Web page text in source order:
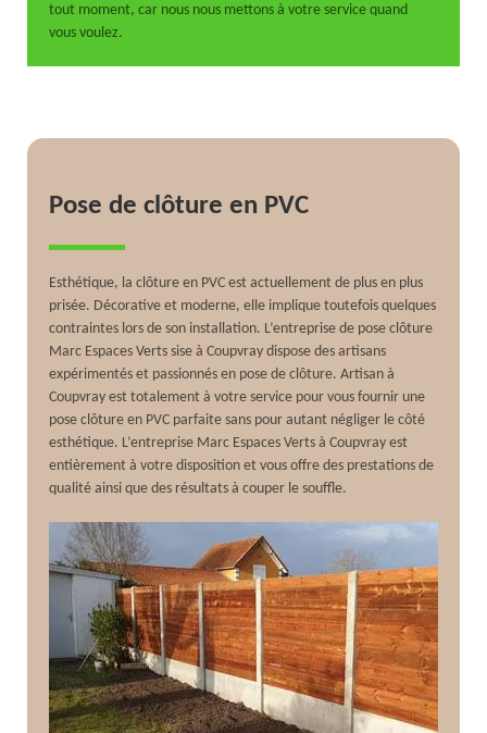
tout moment, car nous nous mettons à votre service quand
vous voulez.
Pose de clôture en PVC
Esthétique, la clôture en PVC est actuellement de plus en plus
prisée. Décorative et moderne, elle implique toutefois quelques
contraintes lors de son installation. L’entreprise de pose clôture
Marc Espaces Verts sise à Coupvray dispose des artisans
expérimentés et passionnés en pose de clôture. Artisan à
Coupvray est totalement à votre service pour vous fournir une
pose clôture en PVC parfaite sans pour autant négliger le côté
esthétique. L’entreprise Marc Espaces Verts à Coupvray est
entièrement à votre disposition et vous offre des prestations de
qualité ainsi que des résultats à couper le souffle.